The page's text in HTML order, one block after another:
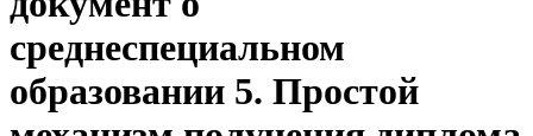
среднеспециальном
образовании 5. Простой